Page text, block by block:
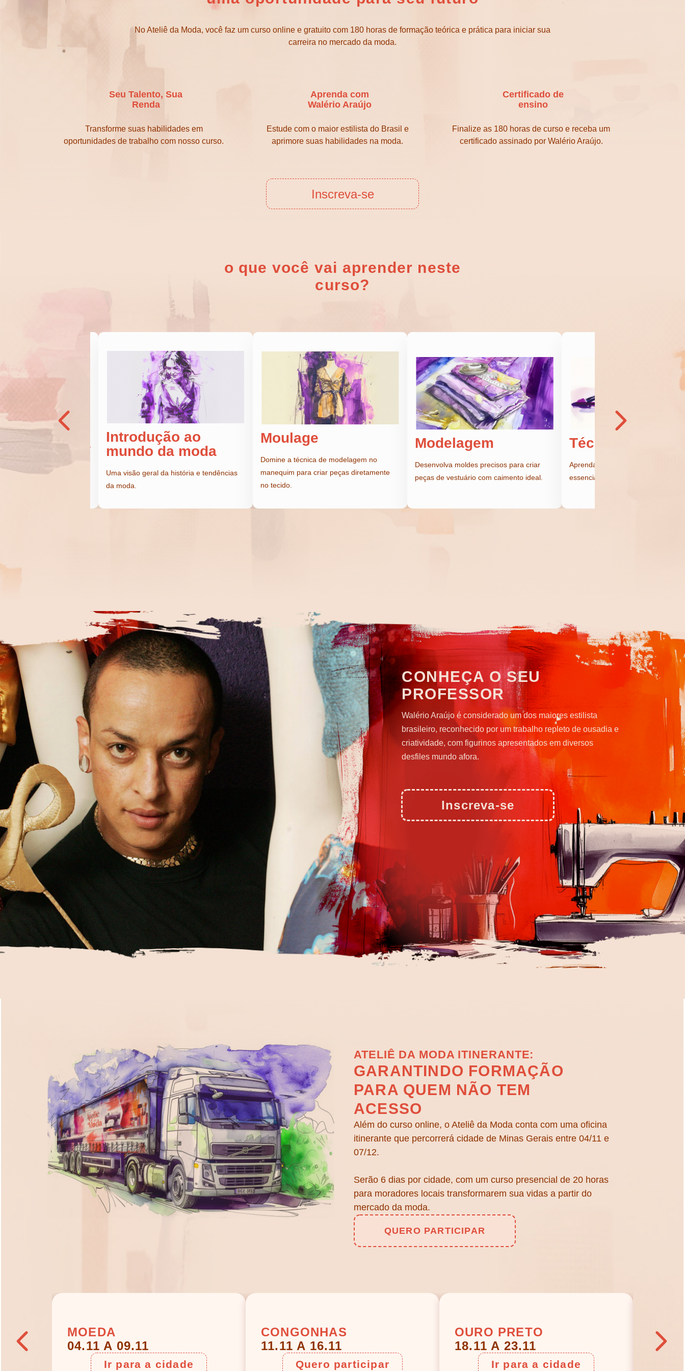
No Ateliê da Moda, você faz um curso online e gratuito com 180 horas de formação teórica e prática para iniciar sua
carreira no mercado da moda.
Seu Talento, Sua
Renda
Transforme suas habilidades em
oportunidades de trabalho com nosso curso.
Aprenda com
Walério Araújo
Estude com o maior estilista do Brasil e
aprimore suas habilidades na moda.
Certificado de
ensino
Finalize as 180 horas de curso e receba um
certificado assinado por Walério Araújo.
Inscreva-se
o que você vai aprender neste
curso?
de costura
Introdução ao
mundo da moda
Uma visão geral da história e tendências
da moda.
Moulage
Domine a técnica de modelagem no
manequim para criar peças diretamente
no tecido.
Modelagem
Desenvolva moldes precisos para criar
peças de vestuário com caimento ideal.
Técnicas de
Aprenda pontos e acabamentos
essenciais para costura.
CONHEÇA O SEU
PROFESSOR
Walério Araújo é considerado um dos maiores estilista
brasileiro, reconhecido por um trabalho repleto de ousadia e
criatividade, com figurinos apresentados em diversos
desfiles mundo afora.
Inscreva-se
ATELIÊ DA MODA ITINERANTE:
GARANTINDO FORMAÇÃO
PARA QUEM NÃO TEM
ACESSO
Além do curso online, o Ateliê da Moda conta com uma oficina
itinerante que percorrerá cidade de Minas Gerais entre 04/11 e
07/12.
Serão 6 dias por cidade, com um curso presencial de 20 horas
para moradores locais transformarem sua vidas a partir do
mercado da moda.
QUERO PARTICIPAR
MOEDA
04.11 A 09.11
Ir para a cidade
CONGONHAS
11.11 A 16.11
Quero participar
OURO PRETO
18.11 A 23.11
Ir para a cidade